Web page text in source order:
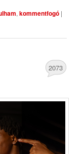
,kommentfogó |
2073